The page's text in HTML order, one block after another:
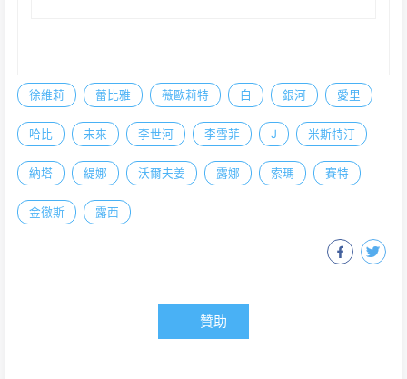
徐維莉 蕾比雅 薇歐莉特 白 銀河 愛里
哈比 未來 李世河 李雪菲 J 米斯特汀
納塔 緹娜 沃爾夫姜 露娜 索瑪 賽特
金徹斯 露西
贊助